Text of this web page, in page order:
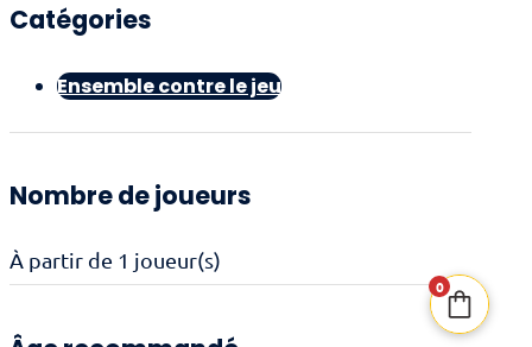
Catégories
Ensemble contre le jeu
Nombre de joueurs
À partir de 1 joueur(s)
0